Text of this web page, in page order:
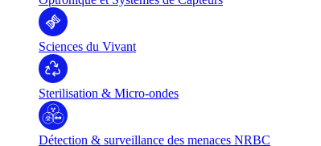
Sciences du Vivant
Sterilisation & Micro-ondes
Détection & surveillance des menaces NRBC